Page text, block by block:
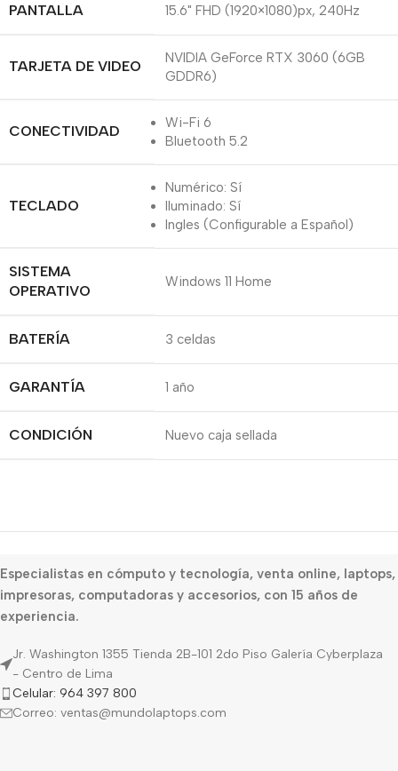
PANTALLA 15.6" FHD (1920×1080)px, 240Hz
TARJETA DE VIDEO
NVIDIA GeForce RTX 3060 (6GB
GDDR6)
CONECTIVIDAD
Wi-Fi 6
Bluetooth 5.2
TECLADO
Numérico: Sí
Iluminado: Sí
Ingles (Configurable a Español)
SISTEMA
OPERATIVO
Windows 11 Home
BATERÍA 3 celdas
GARANTÍA 1 año
CONDICIÓN Nuevo caja sellada
Especialistas en cómputo y tecnología, venta online, laptops,
impresoras, computadoras y accesorios, con 15 años de
experiencia.
Jr. Washington 1355 Tienda 2B-101 2do Piso Galería Cyberplaza
- Centro de Lima
Celular: 964 397 800
Correo: ventas@mundolaptops.com